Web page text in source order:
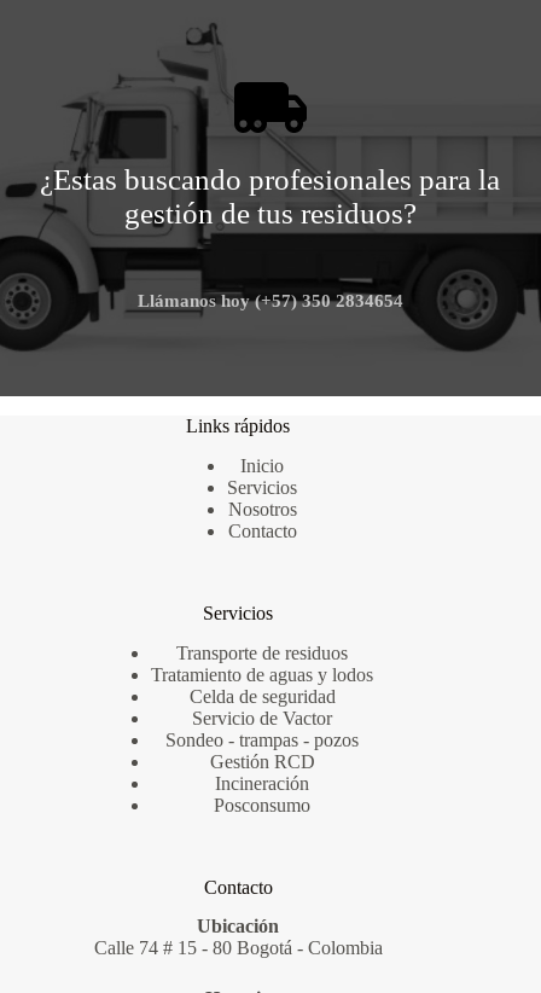
¿Estas buscando profesionales para la
gestión de tus residuos?
Llámanos hoy (+57) 350 2834654
Links rápidos
Inicio
Servicios
Nosotros
Contacto
Servicios
Transporte de residuos
Tratamiento de aguas y lodos
Celda de seguridad
Servicio de Vactor
Sondeo - trampas - pozos
Gestión RCD
Incineración
Posconsumo
Contacto
Ubicación
Calle 74 # 15 - 80 Bogotá - Colombia